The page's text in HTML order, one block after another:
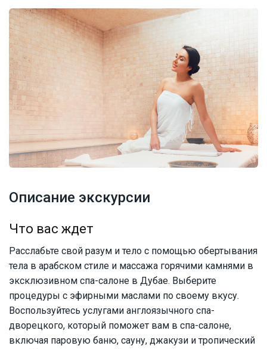
Описание экскурсии
Что вас ждет
Расслабьте свой разум и тело с помощью обертывания
тела в арабском стиле и массажа горячими камнями в
эксклюзивном спа-салоне в Дубае. Выберите
процедуры с эфирными маслами по своему вкусу.
Воспользуйтесь услугами англоязычного спа-
дворецкого, который поможет вам в спа-салоне,
включая паровую баню, сауну, джакузи и тропический